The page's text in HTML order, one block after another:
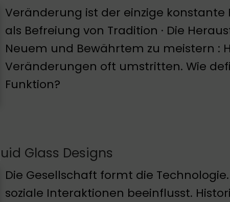
Veränderung ist der einzige konstante
als Befreiung von Tradition · Die
Neuem und Bewährtem zu meistern :
Veränderungen oft umstritten. Wie
Funktion?
Glass Designs
Die Gesellschaft formt die
soziale Interaktionen beeinflusst.